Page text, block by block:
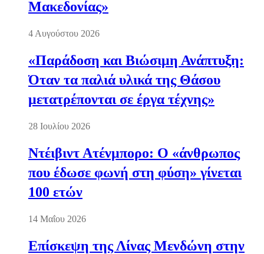
Μακεδονίας»
4 Αυγούστου 2026
«Παράδοση και Βιώσιμη Ανάπτυξη:
Όταν τα παλιά υλικά της Θάσου
μετατρέπονται σε έργα τέχνης»
28 Ιουλίου 2026
Ντέιβιντ Ατένμπορο: Ο «άνθρωπος
που έδωσε φωνή στη φύση» γίνεται
100 ετών
14 Μαΐου 2026
Επίσκεψη της Λίνας Μενδώνη στην